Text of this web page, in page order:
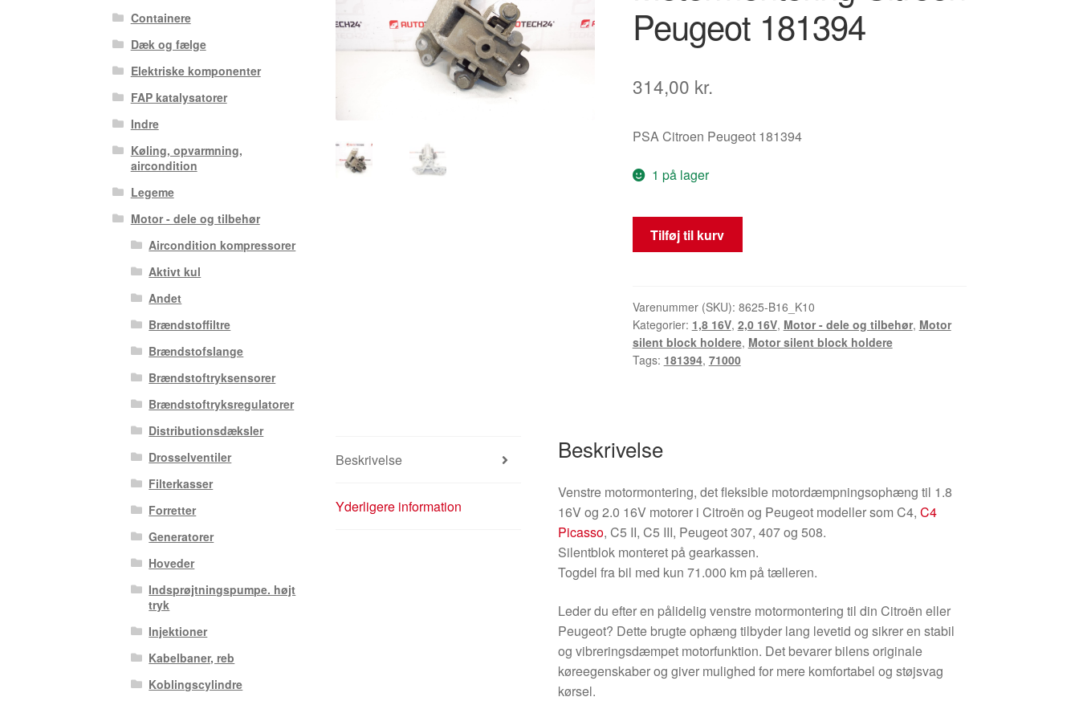
Peugeot 181394
314,00 kr.
PSA Citroen Peugeot 181394
1 på lager
Venstre
Motormontering
181394
antal
Tilføj til kurv
Varenummer (SKU): 8625-B16_K10
Kategorier: 1,8 16V, 2,0 16V, Motor - dele og tilbehør, Motor
silent block holdere, Motor silent block holdere
Tags: 181394, 71000
Beskrivelse
Yderligere information
Beskrivelse
Venstre motormontering, det fleksible motordæmpningsophæng til 1.8
16V og 2.0 16V motorer i Citroën og Peugeot modeller som C4,C4
Picasso, C5 II, C5 III, Peugeot 307, 407 og 508.
Silentblok monteret på gearkassen.
Togdel fra bil med kun 71.000 km på tælleren.
Leder du efter en pålidelig venstre motormontering til din Citroën eller
Peugeot? Dette brugte ophæng tilbyder lang levetid og sikrer en stabil
og vibreringsdæmpet motorfunktion. Det bevarer bilens originale
køreegenskaber og giver mulighed for mere komfortabel og støjsvag
kørsel.
Containere
Dæk og fælge
Elektriske komponenter
FAP katalysatorer
Indre
Køling, opvarmning,
aircondition
Legeme
Motor - dele og tilbehør
Aircondition kompressorer
Aktivt kul
Andet
Brændstoffiltre
Brændstofslange
Brændstoftryksensorer
Brændstoftryksregulatorer
Distributionsdæksler
Drosselventiler
Filterkasser
Forretter
Generatorer
Hoveder
Indsprøjtningspumpe. højt
tryk
Injektioner
Kabelbaner, reb
Koblingscylindre